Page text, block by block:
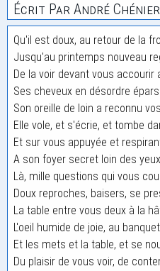
Écrit Par André Chénier
Qu'il est doux, au retour de la
Jusqu'au printemps nouveau
De la voir devant vous accourir
Ses cheveux en désordre
Son oreille de loin a reconnu
Elle vole, et s'écrie, et tombe
Et sur vous appuyée et
A son foyer secret loin des
Là, mille questions qui vous
Doux reproches, baisers, se
La table entre vous deux à la
L'oeil humide de joie, au
Et les mets et la table, et se
Du plaisir de vous voir, de